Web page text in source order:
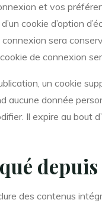
et vos
cookie d’option
sera
de connexion
un cookie
aucune donnée
Il expire au bout
depuis
des contenus